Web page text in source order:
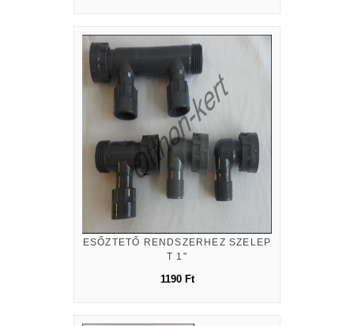
ESŐZTETŐ RENDSZERHEZ SZELEP
T 1"
1190 Ft